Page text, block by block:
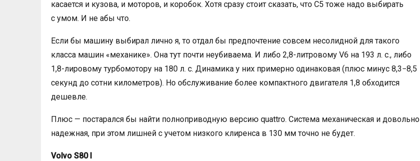
касается и кузова, и моторов, и коробок. Хотя сразу стоит сказать, что С5 тоже надо выбирать
с умом. И не абы что.
Если бы машину выбирал лично я, то отдал бы предпочтение совсем несолидной для такого
класса машин «механике». Она тут почти неубиваема. И либо 2,8-литровому V6 на 193 л. с., либо
1,8-лировому турбомотору на 180 л. с. Динамика у них примерно одинаковая (плюс минус 8,3−8,5
секунд до сотни километров). Но обслуживание более компактного двигателя 1,8 обходится
дешевле.
Плюс — постарался бы найти полноприводную версию quattro. Система механическая и довольно
надежная, при этом лишней с учетом низкого клиренса в 130 мм точно не будет.
Volvo S80 I